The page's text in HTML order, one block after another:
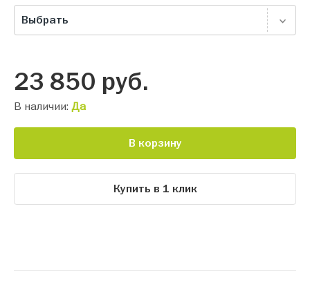
Выбрать
23 850 руб.
В наличии: Да
В корзину
Купить в 1 клик